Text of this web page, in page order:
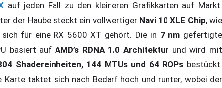
auf jeden Fall zu den kleineren Grafikkarten auf Markt.
der Haube steckt ein vollwertiger Navi 10 XLE Chip, wie
sich für eine RX 5600 XT gehört. Die in 7 nm gefertigte
basiert auf AMD’s RDNA 1.0 Architektur und wird mit
Shadereinheiten, 144 MTUs und 64 ROPs bestückt.
Karte taktet sich nach Bedarf hoch und runter, wobei der